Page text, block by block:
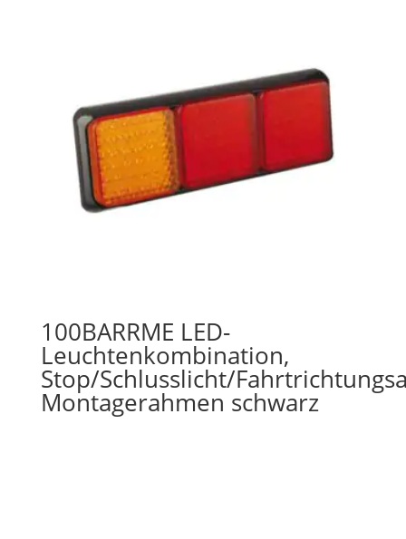
100BARRME LED-
Leuchtenkombination,
Stop/Schlusslicht/
Montagerahmen schwarz